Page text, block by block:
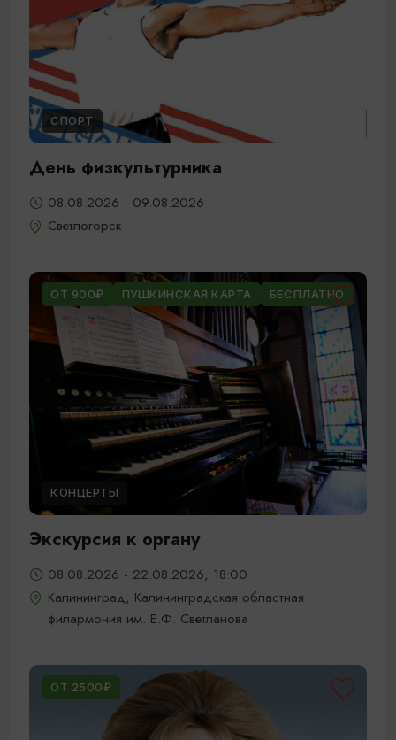
СПОРТ
День физкультурника
08.08.2026 - 09.08.2026
Светлогорск
ОТ 900₽ ПУШКИНСКАЯ КАРТА БЕСПЛАТНО
КОНЦЕРТЫ
Экскурсия к органу
08.08.2026 - 22.08.2026, 18:00
Калининград, Калининградская областная
филармония им. Е.Ф. Светланова
ОТ 2500₽